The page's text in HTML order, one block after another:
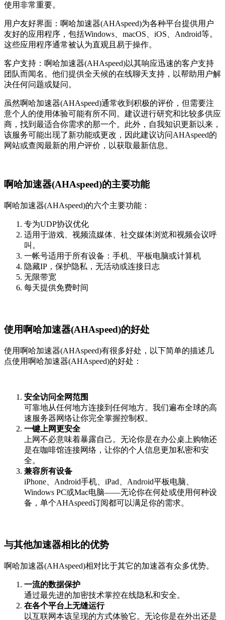
使用非常重要。
用户友好界面：啊哈加速器(AHAspeed)为各种平台提供用户
友好的应用程序，包括Windows、macOS、iOS、Android等。
这些应用程序通常被认为直观且易于操作。
客户支持：啊哈加速器(AHAspeed)以其响应迅速的客户支持
团队而闻名。他们提供全天候的在线聊天支持，以帮助用户解
决任何问题或疑问。
虽然啊哈加速器(AHAspeed)通常收到积极的评价，但需要注
意个人的使用体验可能有所不同。建议进行研究和比较多供应
商，找到最适合你需求的那一个。此外，自我知识更新以来，
该服务可能出现了新功能或更改，因此建议访问AHAspeed的
网站或查阅最新的用户评价，以获取最新信息。
啊哈加速器(AHAspeed)的主要功能
啊哈加速器(AHAspeed)的六个主要功能：
专为UDP协议优化
适用于游戏、视频流媒体、社交媒体浏览和视频会议呼
叫。
一帐号适用于所有设备：手机、平板电脑或计算机
隐藏IP，保护隐私，无活动或连接日志
无限带宽
每天提供免费时间
使用啊哈加速器(AHAspeed)的好处
使用啊哈加速器(AHAspeed)有很多好处，以下简单的描述几
点使用啊哈加速器(AHAspeed)的好处：
安全访问全网范围
可靠地从任何地方连接到任何地方。我们遍布全球的高
速服务器网络让你完全掌握控制权。
一键上网更安全
上网不必意味着暴露自己。无论你是在办公桌上购物还
是在咖啡馆连接网络，让你的个人信息更加私密和安
全。
兼容所有设备
iPhone、Android手机、iPad、Android平板电脑、
Windows PC或Mac电脑——无论你在何处或使用何种设
备，单个AHAspeed订阅都可以满足你的需求。
与其他加速器相比的优势
啊哈加速器(AHAspeed)相对比于其它的加速器有众多优势。
一流的数据保护
通过最先进的加密技术掌控在线隐私和安全。
在各个平台上无缝运行
以互联网本该呈现的方式体验它。无论你是在外出还是